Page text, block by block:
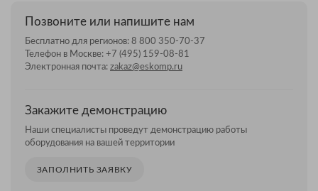
Позвоните или напишите нам
Бесплатно для регионов: 8 800 350-70-37
Телефон в Москве: +7 (495) 159-08-81
Электронная почта: zakaz@eskomp.ru
Закажите демонстрацию
Наши специалисты проведут демонстрацию работы
оборудования на вашей территории
ЗАПОЛНИТЬ ЗАЯВКУ